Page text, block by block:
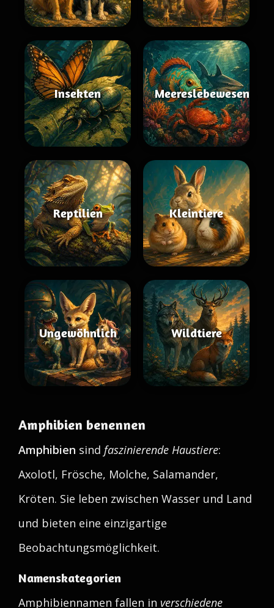
Insekten Meereslebewesen
Reptilien Kleintiere
Ungewöhnlich Wildtiere
Amphibien benennen
Amphibien sind faszinierende Haustiere:
Axolotl, Frösche, Molche, Salamander,
Kröten. Sie leben zwischen Wasser und Land
und bieten eine einzigartige
Beobachtungsmöglichkeit.
Namenskategorien
Amphibiennamen fallen in verschiedene